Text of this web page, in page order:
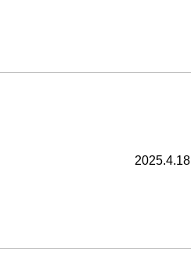
2025.4.18